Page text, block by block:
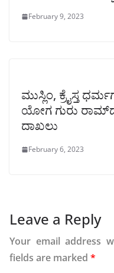
February 9, 2023
ಮುಸ್ಲಿಂ, ಕ್ರೈಸ್ತ
ಯೋಗ ಗುರು
ದಾಖಲು
February 6, 2023
Leave a Reply
Your email address
fields are marked *